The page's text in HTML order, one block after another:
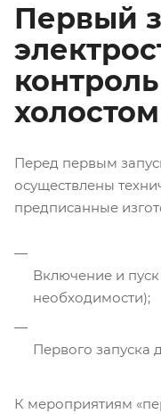
Первый
Перед первым
осуществлены
предписанные
Включение и
необходимости);
Первого запуска
К мероприятиям